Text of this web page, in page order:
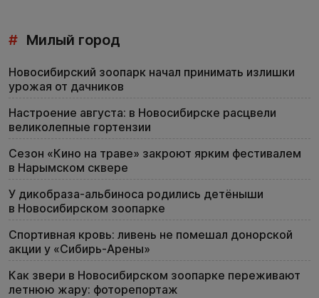
# Милый город
Новосибирский зоопарк начал принимать излишки
урожая от дачников
Настроение августа: в Новосибирске расцвели
великолепные гортензии
Сезон «Кино на траве» закроют ярким фестивалем
в Нарымском сквере
У дикобраза-альбиноса родились детёныши
в Новосибирском зоопарке
Спортивная кровь: ливень не помешал донорской
акции у «Сибирь-Арены»
Как звери в Новосибирском зоопарке переживают
летнюю жару: фоторепортаж